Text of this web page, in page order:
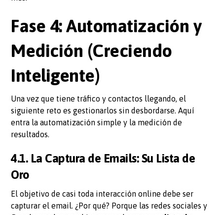
Fase 4: Automatización y
Medición (Creciendo
Inteligente)
Una vez que tiene tráfico y contactos llegando, el
siguiente reto es gestionarlos sin desbordarse. Aquí
entra la automatización simple y la medición de
resultados.
4.1. La Captura de Emails: Su Lista de
Oro
El objetivo de casi toda interacción online debe ser
capturar el email. ¿Por qué? Porque las redes sociales y